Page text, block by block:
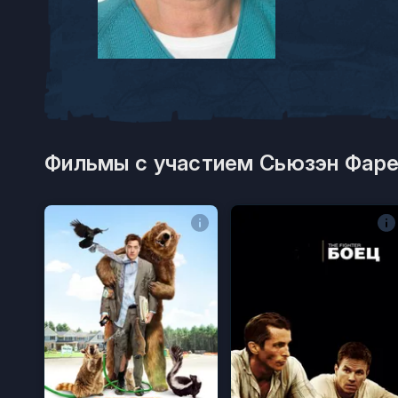
Фильмы с участием Сьюзэн